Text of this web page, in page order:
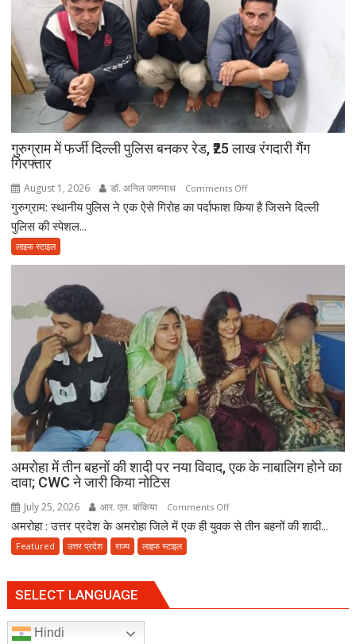
आत्मनिर्भर
बेटियां,
चिता
पर
अकेले
गए
पिता,
में
कपड़ा
गुरुग्राम में फर्जी दिल्ली पुलिस बनकर रेड, ₹25 लाख रंगदारी गैंग
गिरफ्तार
August 1, 2026 डॉ. अनिल जगन्नाथ Comments Offon
गुरुग्राम
₹25
लाख
रंगदारी
गैंग
गिरफ्तार
गुरुग्राम: स्थानीय पुलिस ने एक ऐसे गिरोह का पर्दाफाश किया है जिसने दिल्ली
पुलिस की स्पेशल...
लाइफ स्टाइल
अमरोहा में तीन बहनों की शादी पर नया विवाद, एक के नाबालिग होने का
दावा; CWC ने जारी किया नोटिस
July 25, 2026 आर. एल. बांकिया Comments Offon
अमरोहा
शादी
अमरोहा : उत्तर प्रदेश के अमरोहा जिले में एक ही युवक से तीन बहनों की शादी...
Featured उत्तर प्रदेश राज्य लाइफ स्टाइल
SELECT LANGUAGE
Hindi